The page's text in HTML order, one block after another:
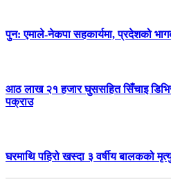
पुन: एमाले-नेकपा सहकार्यमा, प्रदेशको
आठ लाख २१ हजार घुससहित सिँचाइ
पक्राउ
घरमाथि पहिरो खस्दा ३ वर्षीय बालकको